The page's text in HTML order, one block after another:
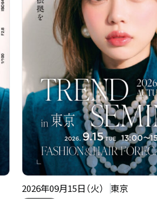
2026年09月15日（火） 東京